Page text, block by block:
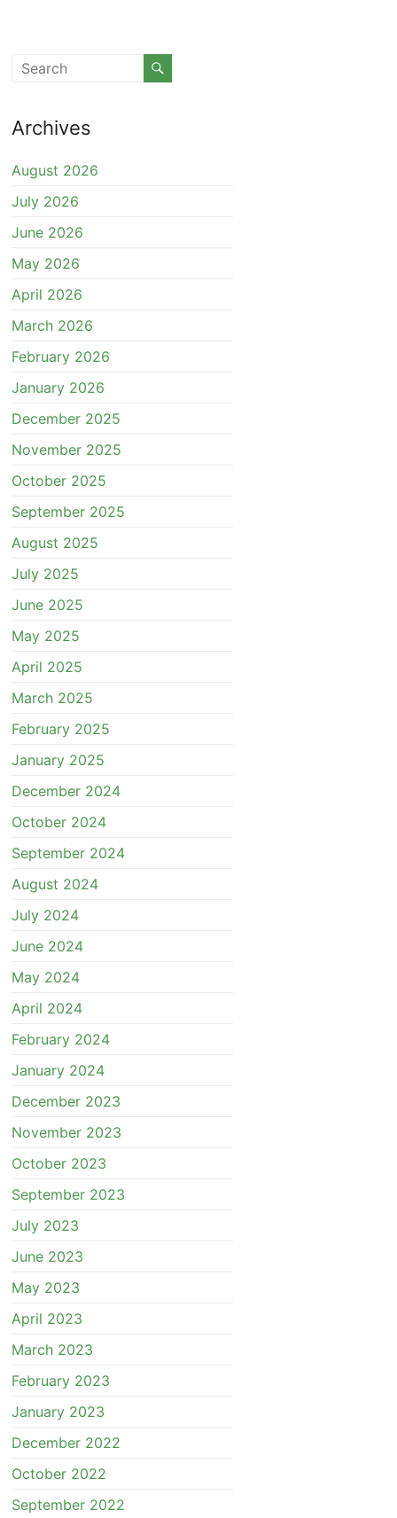
Archives
August 2026
July 2026
June 2026
May 2026
April 2026
March 2026
February 2026
January 2026
December 2025
November 2025
October 2025
September 2025
August 2025
July 2025
June 2025
May 2025
April 2025
March 2025
February 2025
January 2025
December 2024
October 2024
September 2024
August 2024
July 2024
June 2024
May 2024
April 2024
February 2024
January 2024
December 2023
November 2023
October 2023
September 2023
July 2023
June 2023
May 2023
April 2023
March 2023
February 2023
January 2023
December 2022
October 2022
September 2022